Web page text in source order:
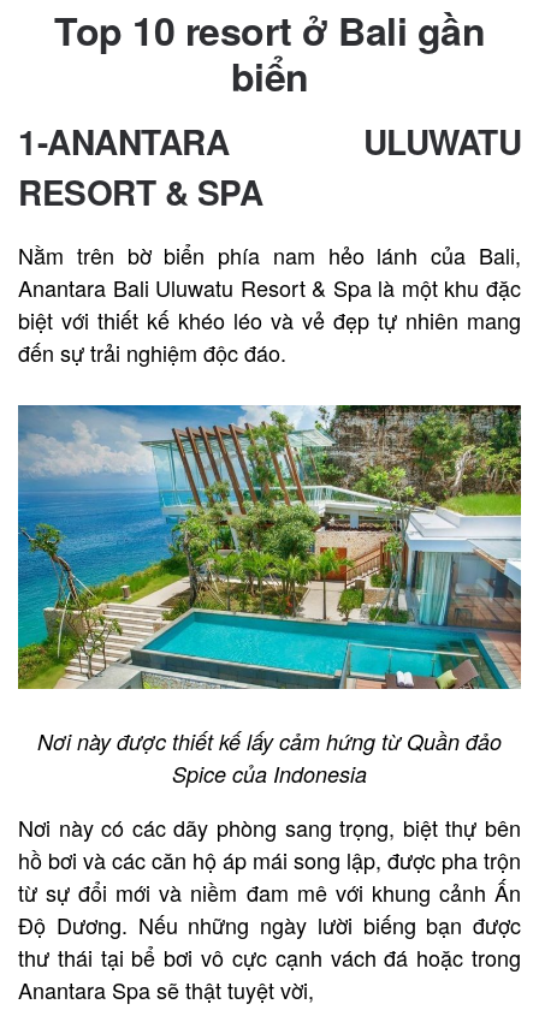
Top 10 resort ở Bali gần
biển
1-ANANTARA ULUWATU
RESORT & SPA
Nằm trên bờ biển phía nam hẻo lánh của Bali,
Anantara Bali Uluwatu Resort & Spa là một khu đặc
biệt với thiết kế khéo léo và vẻ đẹp tự nhiên mang
đến sự trải nghiệm độc đáo.
Nơi này được thiết kế lấy cảm hứng từ Quần đảo
Spice của Indonesia
Nơi này có các dãy phòng sang trọng, biệt thự bên
hồ bơi và các căn hộ áp mái song lập, được pha trộn
từ sự đổi mới và niềm đam mê với khung cảnh Ấn
Độ Dương. Nếu những ngày lười biếng bạn được
thư thái tại bể bơi vô cực cạnh vách đá hoặc trong
Anantara Spa sẽ thật tuyệt vời,